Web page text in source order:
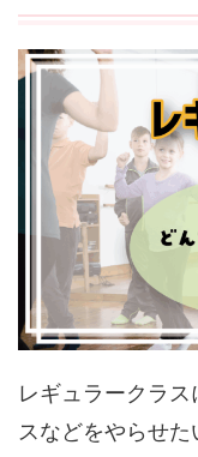
レギュラークラ
スなどをやらせ